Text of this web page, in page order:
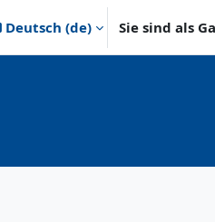
Deutsch ‎(de)‎ Sie sind als